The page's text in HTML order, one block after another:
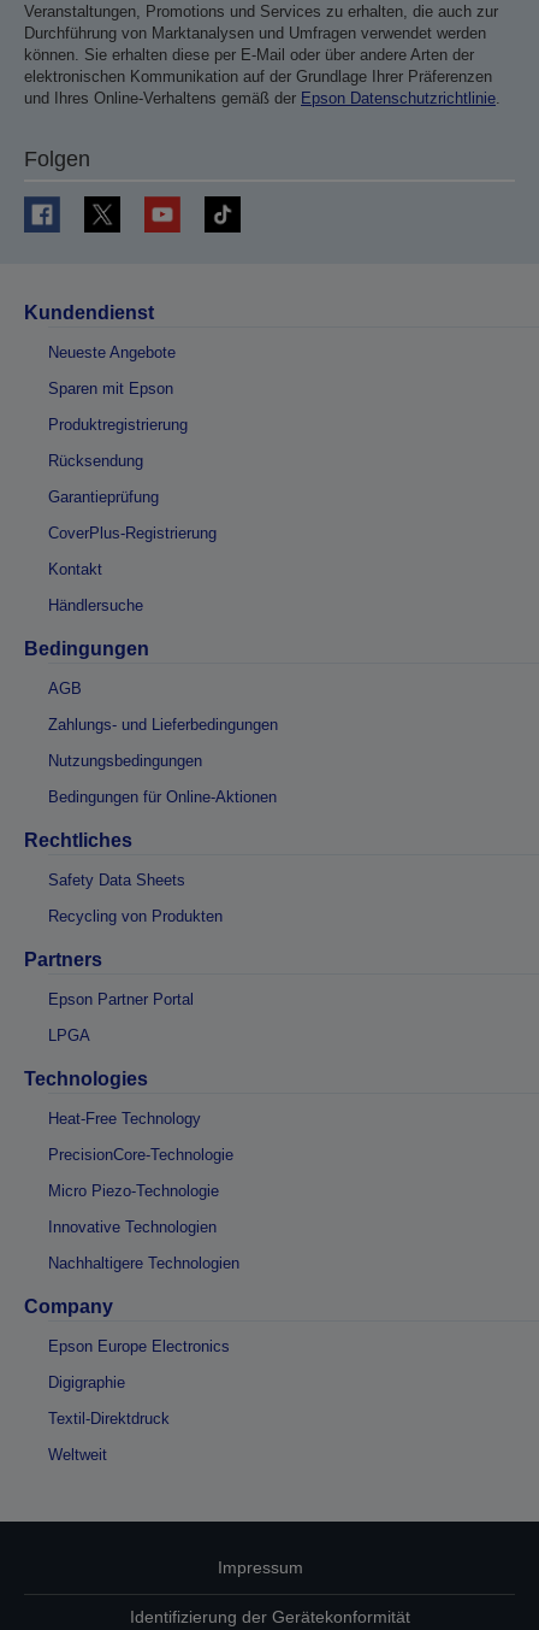
Veranstaltungen, Promotions und Services zu erhalten, die auch zur
Durchführung von Marktanalysen und Umfragen verwendet werden
können. Sie erhalten diese per E-Mail oder über andere Arten der
elektronischen Kommunikation auf der Grundlage Ihrer Präferenzen
und Ihres Online-Verhaltens gemäß der Epson Datenschutzrichtlinie
Folgen
Kundendienst
Neueste Angebote
Sparen mit Epson
Produktregistrierung
Rücksendung
Garantieprüfung
CoverPlus-Registrierung
Kontakt
Händlersuche
Bedingungen
AGB
Zahlungs- und Lieferbedingungen
Nutzungsbedingungen
Bedingungen für Online-Aktionen
Rechtliches
Safety Data Sheets
Recycling von Produkten
Partners
Epson Partner Portal
LPGA
Technologies
Heat-Free Technology
PrecisionCore-Technologie
Micro Piezo-Technologie
Innovative Technologien
Nachhaltigere Technologien
Company
Epson Europe Electronics
Digigraphie
Textil-Direktdruck
Weltweit
Impressum
Identifizierung der Gerätekonformität